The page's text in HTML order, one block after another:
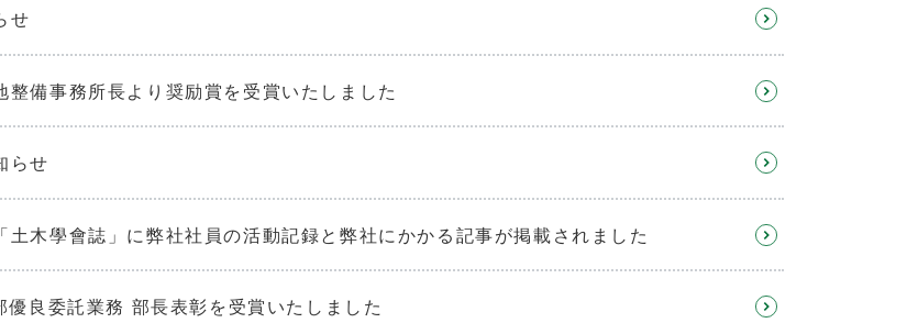
せ
整備事務所長より奨励賞を受賞いたしました
らせ
土木學會誌」に弊社社員の活動記録と弊社にかかる記事が掲載されました
良委託業務 部長表彰を受賞いたしました